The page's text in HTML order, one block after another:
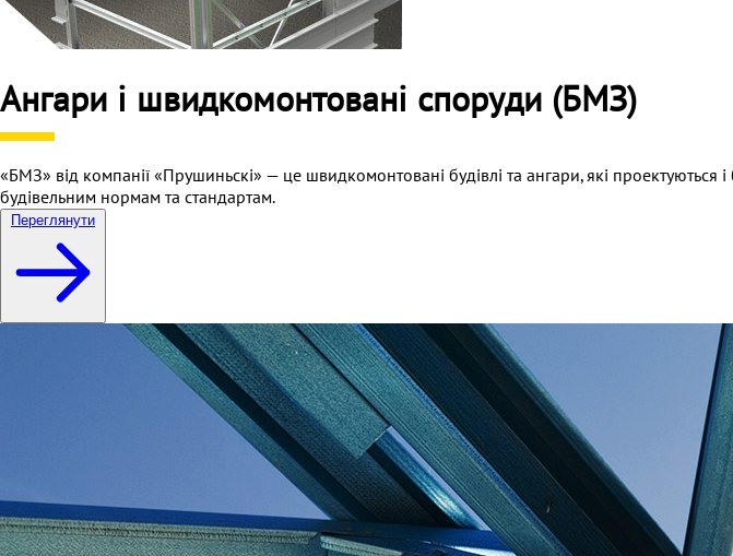
Ангари і швидкомонтовані споруди (БМЗ)
«БМЗ» від компанії «Прушиньскі» — це швидкомонтовані будівлі та ангари, які проектуються
будівельним нормам та стандартам.
Переглянути